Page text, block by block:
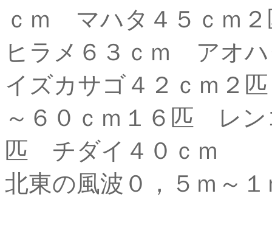
ｃｍ マハタ４５ｃｍ
ヒラメ６３ｃｍ アオ
イズカサゴ４２ｃｍ２
～６０ｃｍ１６匹 レン
匹 チダイ４０ｃｍ
北東の風波０，５ｍ～１